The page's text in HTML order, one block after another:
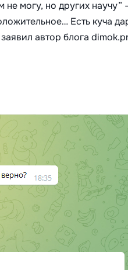
могу, но других
Есть куча
автор блога